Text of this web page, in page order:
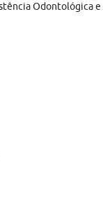
Odontológica